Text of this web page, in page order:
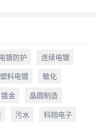
镀防护
连续电镀
塑料电镀
敏化
镀金
晶圆制造
污水 科翔电子